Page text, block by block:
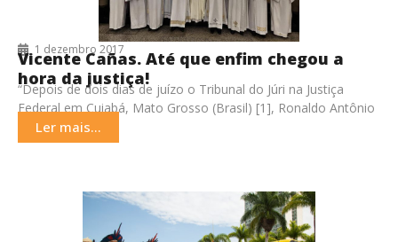
1 dezembro 2017
Vicente Cañas. Até que enfim chegou a
hora da justiça!
“Depois de dois dias de juízo o Tribunal do Júri na Justiça
Federal em Cuiabá, Mato Grosso (Brasil) [1], Ronaldo Antônio
Osmar, o único
Ler mais...